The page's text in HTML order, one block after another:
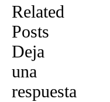
Related
Posts
Deja
una
respuesta